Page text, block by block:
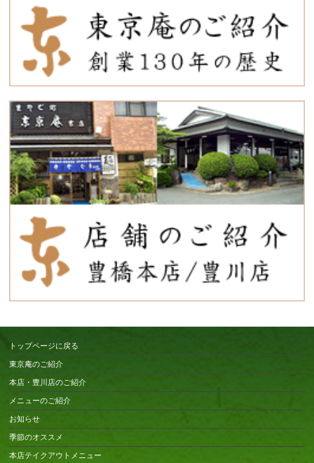
トップページに戻る
東京庵のご紹介
本店・豊川店のご紹介
メニューのご紹介
お知らせ
季節のオススメ
本店テイクアウトメニュー